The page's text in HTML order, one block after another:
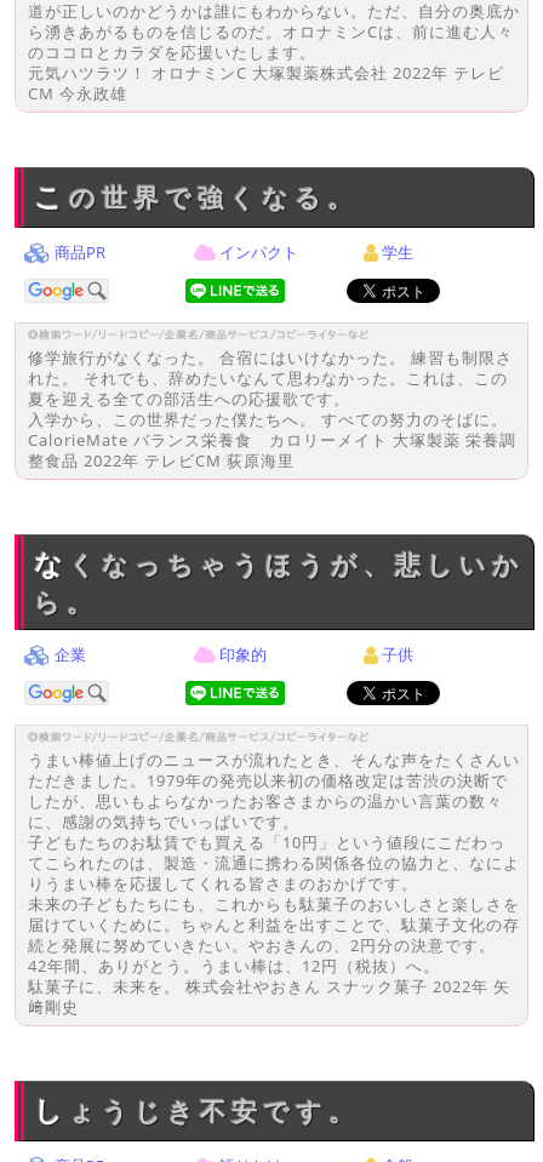
道が正しいのかどうかは誰にもわからない。ただ、自分の奥底か
ら湧きあがるものを信じるのだ。オロナミンCは、前に進む人々
のココロとカラダを応援いたします。
元気ハツラツ！ オロナミンC 大塚製薬株式会社 2022年 テレビ
CM 今永政雄
この世界で強くなる。
商品PR インパクト 学生
修学旅行がなくなった。 合宿にはいけなかった。 練習も制限さ
れた。 それでも、辞めたいなんて思わなかった。これは、この
夏を迎える全ての部活生への応援歌です。
入学から、この世界だった僕たちへ。 すべての努力のそばに。
CalorieMate バランス栄養食 カロリーメイト 大塚製薬 栄養調
整食品 2022年 テレビCM 荻原海里
なくなっちゃうほうが、悲しいか
ら。
企業 印象的 子供
うまい棒値上げのニュースが流れたとき、そんな声をたくさんい
ただきました。1979年の発売以来初の価格改定は苦渋の決断で
したが、思いもよらなかったお客さまからの温かい言葉の数々
に、感謝の気持ちでいっぱいです。
子どもたちのお駄賃でも買える「10円」という値段にこだわっ
てこられたのは、製造・流通に携わる関係各位の協力と、なによ
りうまい棒を応援してくれる皆さまのおかげです。
未来の子どもたちにも、これからも駄菓子のおいしさと楽しさを
届けていくために。ちゃんと利益を出すことで、駄菓子文化の存
続と発展に努めていきたい。やおきんの、2円分の決意です。
42年間、ありがとう。うまい棒は、12円（税抜）へ。
駄菓子に、未来を。 株式会社やおきん スナック菓子 2022年 矢
﨑剛史
しょうじき不安です。